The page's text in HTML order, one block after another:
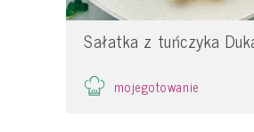
Sałatka z tuńczyka
mojegotowanie